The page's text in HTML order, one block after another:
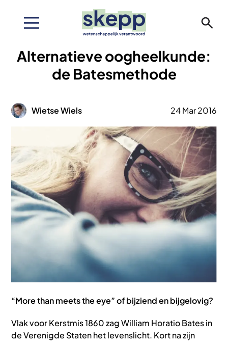
inhoudAlternatieve oogheelkunde:
de Batesmethode
Afbeelding
Wietse Wiels 24 Mar 2016
“More than meets the eye” of bijziend en bijgelovig?
Vlak voor Kerstmis 1860 zag William Horatio Bates in
de Verenigde Staten het levenslicht. Kort na zijn